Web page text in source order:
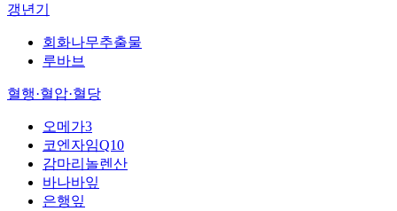
갱년기
회화나무추출물
루바브
혈행·혈압·혈당
오메가3
코엔자임Q10
감마리놀렌산
바나바잎
은행잎